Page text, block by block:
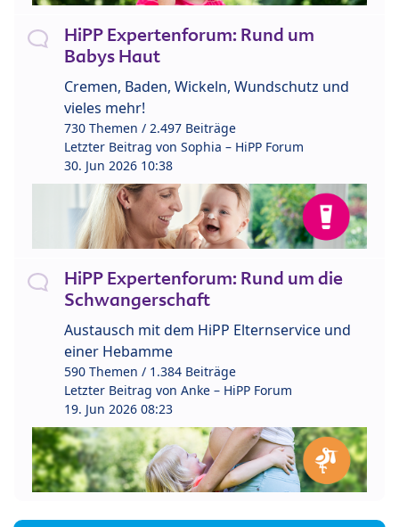
HiPP Expertenforum: Rund um
Babys Haut
Cremen, Baden, Wickeln, Wundschutz und
vieles mehr!
730 Themen / 2.497 Beiträge
Letzter Beitrag von Sophia – HiPP Forum
30. Jun 2026 10:38
HiPP Expertenforum: Rund um die
Schwangerschaft
Austausch mit dem HiPP Elternservice und
einer Hebamme
590 Themen / 1.384 Beiträge
Letzter Beitrag von Anke – HiPP Forum
19. Jun 2026 08:23